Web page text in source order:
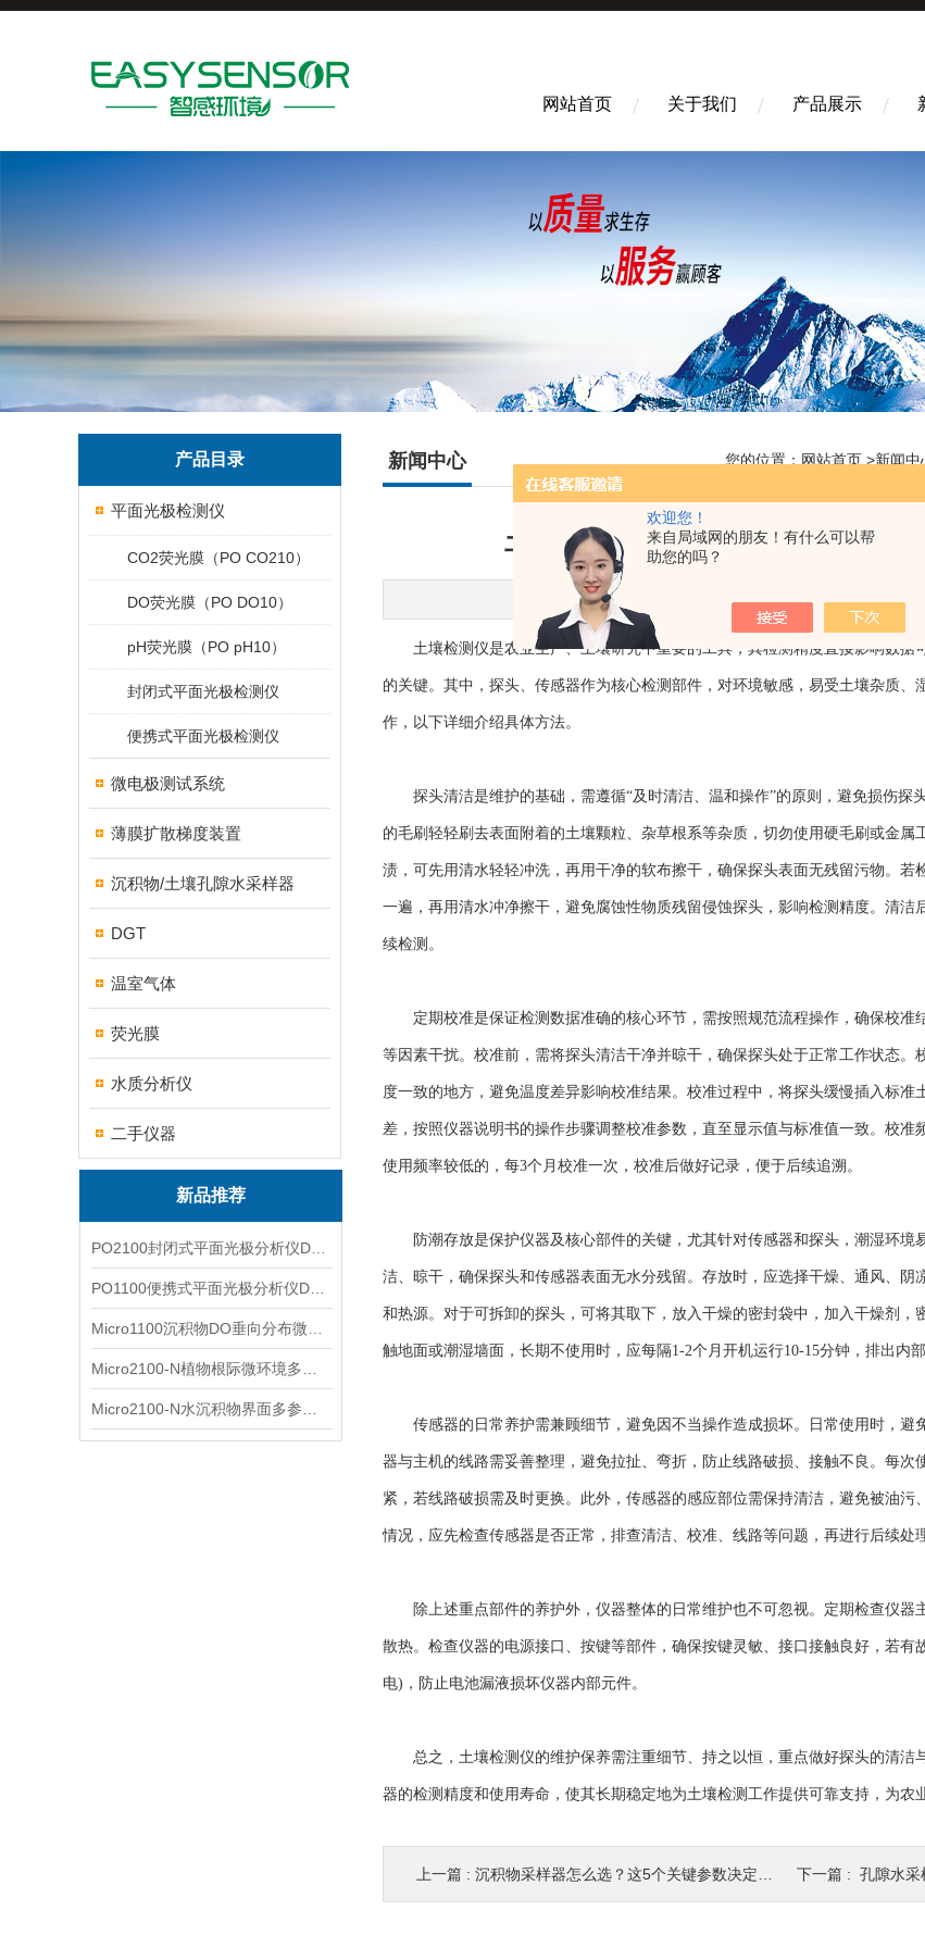
欢迎您！
来自局域网的朋友！有什么可以帮
助您的吗？
网站首页 关于我们 产品展示
产品目录
平面光极检测仪
CO2荧光膜（PO CO210）
DO荧光膜（PO DO10）
pH荧光膜（PO pH10）
封闭式平面光极检测仪
便携式平面光极检测仪
微电极测试系统
薄膜扩散梯度装置
沉积物/土壤孔隙水采样器
DGT
温室气体
荧光膜
水质分析仪
二手仪器
新品推荐
新闻中心 您的位置： 网站首页 >新闻中
土壤检测仪维护保养，探头清洁校
更新时间：2026-05-15 点
土壤检测仪是农业生产、土壤研究中重要的工具，其检测精度直接影响数据
的关键。其中，探头、传感器作为核心检测部件，对环境敏感，易受土壤杂质
作，以下详细介绍具体方法。
探头清洁是维护的基础，需遵循“及时清洁、温和操作”的原则，避免损伤探
的毛刷轻轻刷去表面附着的土壤颗粒、杂草根系等杂质，切勿使用硬毛刷或金
渍，可先用清水轻轻冲洗，再用干净的软布擦干，确保探头表面无残留污物。
一遍，再用清水冲净擦干，避免腐蚀性物质残留侵蚀探头，影响检测精度。清
续检测。
定期校准是保证检测数据准确的核心环节，需按照规范流程操作，确保校准
等因素干扰。校准前，需将探头清洁干净并晾干，确保探头处于正常工作状态
度一致的地方，避免温度差异影响校准结果。校准过程中，将探头缓慢插入标
差，按照仪器说明书的操作步骤调整校准参数，直至显示值与标准值一致。校
使用频率较低的，每3个月校准一次，校准后做好记录，便于后续追溯。
防潮存放是保护仪器及核心部件的关键，尤其针对传感器和探头，潮湿环境
洁、晾干，确保探头和传感器表面无水分残留。存放时，应选择干燥、通风、
和热源。对于可拆卸的探头，可将其取下，放入干燥的密封袋中，加入干燥剂
触地面或潮湿墙面，长期不使用时，应每隔1-2个月开机运行10-15分钟，排出内
传感器的日常养护需兼顾细节，避免因不当操作造成损坏。日常使用时，避
器与主机的线路需妥善整理，避免拉扯、弯折，防止线路破损、接触不良。每
紧，若线路破损需及时更换。此外，传感器的感应部位需保持清洁，避免被油
情况，应先检查传感器是否正常，排查清洁、校准、线路等问题，再进行后续处
除上述重点部件的养护外，仪器整体的日常维护也不可忽视。定期检查仪器
散热。检查仪器的电源接口、按键等部件，确保按键灵敏、接口接触良好，若
电)，防止电池漏液损坏仪器内部元件。
总之，土壤检测仪的维护保养需注重细节、持之以恒，重点做好探头的清洁
器的检测精度和使用寿命，使其长期稳定地为土壤检测工作提供可靠支持，为农
上一篇 : 沉积物采样器怎么选？这5个关键参数决定了样品质量 下一篇 : 孔隙水采样器现